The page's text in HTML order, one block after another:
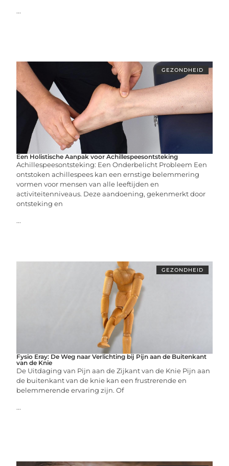
...
GEZONDHEID
Een Holistische Aanpak voor Achillespeesontsteking
Achillespeesontsteking: Een Onderbelicht Probleem Een
ontstoken achillespees kan een ernstige belemmering
vormen voor mensen van alle leeftijden en
activiteitenniveaus. Deze aandoening, gekenmerkt door
ontsteking en
...
GEZONDHEID
Fysio Eray: De Weg naar Verlichting bij Pijn aan de Buitenkant
van de Knie
De Uitdaging van Pijn aan de Zijkant van de Knie Pijn aan
de buitenkant van de knie kan een frustrerende en
belemmerende ervaring zijn. Of
...